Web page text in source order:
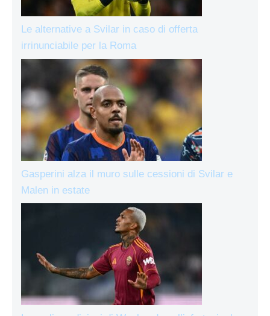
Le alternative a Svilar in caso di offerta
irrinunciabile per la Roma
Gasperini alza il muro sulle cessioni di Svilar e
Malen in estate